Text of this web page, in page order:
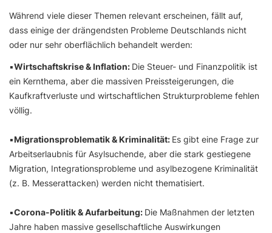
Während viele dieser Themen relevant erscheinen, fällt auf,
dass einige der drängendsten Probleme Deutschlands nicht
oder nur sehr oberflächlich behandelt werden:
▪️Wirtschaftskrise & Inflation: Die Steuer- und Finanzpolitik ist
ein Kernthema, aber die massiven Preissteigerungen, die
Kaufkraftverluste und wirtschaftlichen Strukturprobleme fehlen
völlig.
▪️Migrationsproblematik & Kriminalität: Es gibt eine Frage zur
Arbeitserlaubnis für Asylsuchende, aber die stark gestiegene
Migration, Integrationsprobleme und asylbezogene Kriminalität
(z. B. Messerattacken) werden nicht thematisiert.
▪️Corona-Politik & Aufarbeitung: Die Maßnahmen der letzten
Jahre haben massive gesellschaftliche Auswirkungen